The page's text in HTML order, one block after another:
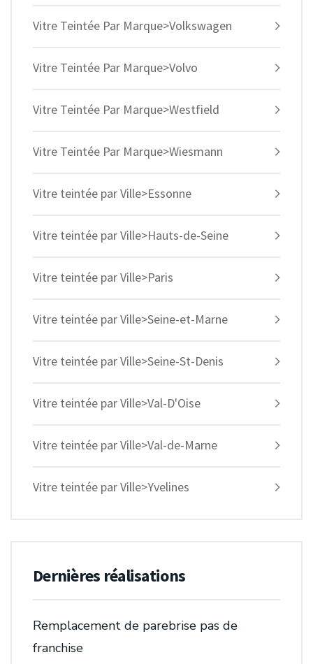
Vitre Teintée Par Marque>Volkswagen
Vitre Teintée Par Marque>Volvo
Vitre Teintée Par Marque>Westfield
Vitre Teintée Par Marque>Wiesmann
Vitre teintée par Ville>Essonne
Vitre teintée par Ville>Hauts-de-Seine
Vitre teintée par Ville>Paris
Vitre teintée par Ville>Seine-et-Marne
Vitre teintée par Ville>Seine-St-Denis
Vitre teintée par Ville>Val-D'Oise
Vitre teintée par Ville>Val-de-Marne
Vitre teintée par Ville>Yvelines
Dernières réalisations
Remplacement de parebrise pas de
franchise